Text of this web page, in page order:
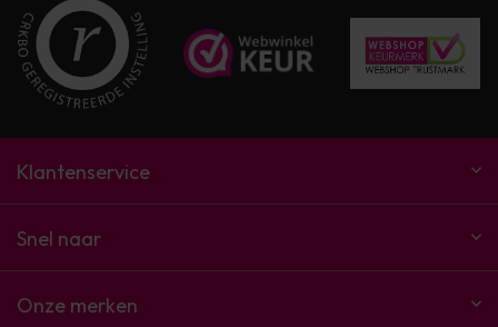
Klantenservice
Snel naar
Onze merken